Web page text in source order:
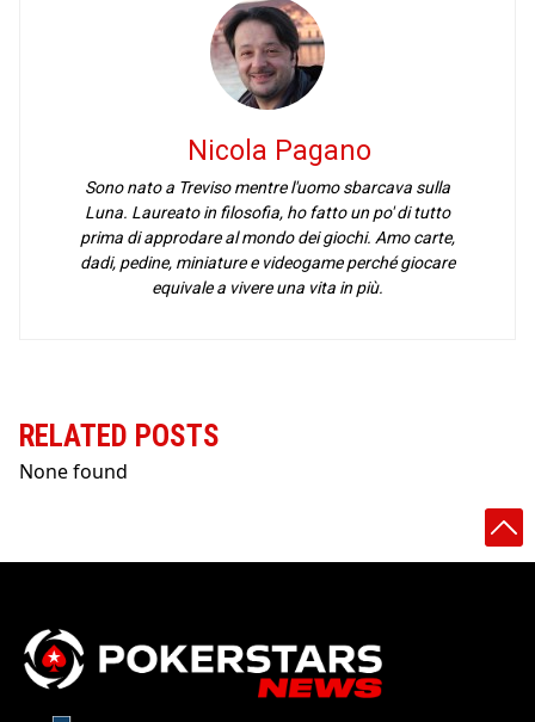
Nicola Pagano
Sono nato a Treviso mentre l'uomo sbarcava sulla
Luna. Laureato in filosofia, ho fatto un po' di tutto
prima di approdare al mondo dei giochi. Amo carte,
dadi, pedine, miniature e videogame perché giocare
equivale a vivere una vita in più.
RELATED POSTS
None found